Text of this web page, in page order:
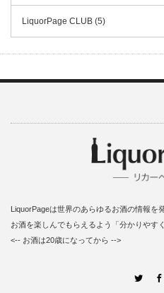
LiquorPage CLUB (5)
LiquorPageは世界のあらゆるお酒の情報
お酒を楽しんでもらえるよう「分かりやす
<-- お酒は20歳になってから -->